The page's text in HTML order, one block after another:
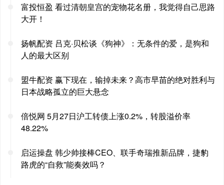
富投恒盈 看过清朝皇宫的宠物花名册，我觉得自己思路
大开！
扬帆配资 吕克·贝松谈《狗神》：无条件的爱，是狗和
人的最大区别
盟牛配资 赢下现在，输掉未来？高市早苗的绝对胜利与
日本战略孤立的巨大悬念
倍悦网 5月27日沪工转债上涨0.2%，转股溢价率
48.22%
启运操盘 韩少帅接棒CEO、联手奇瑞推新品牌，捷豹
路虎的“自救”能奏效吗？